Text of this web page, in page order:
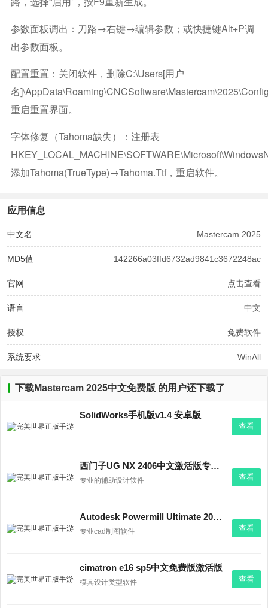
参数面板调出：刀路→右键→编辑参数；或快捷键Alt+P调
出参数面板。
配置重置：关闭软件，删除C:\Users[用户
名
重启重置界面。
字体修复（Tahoma缺失）：注册表
添加Tahoma(TrueType)→Tahoma.ttf，重启软件。
应用信息
中文名 Mastercam 2025
MD5值 142266a03ffd6732ad9841c3672248ac
官网 点击查看
语言 中文
授权 免费软件
系统要求 WinAll
下载Mastercam 2025中文免费版 的用户还下载了
SolidWorks手机版v1.4 安卓版
查看
西门子UG NX 2406中文激活版专业版
专业的辅助设计软件 查看
Autodesk Powermill Ultimate 2027中文免费版专业版
专业cad制图软件 查看
cimatron e16 sp5中文免费版激活版
模具设计类型软件 查看